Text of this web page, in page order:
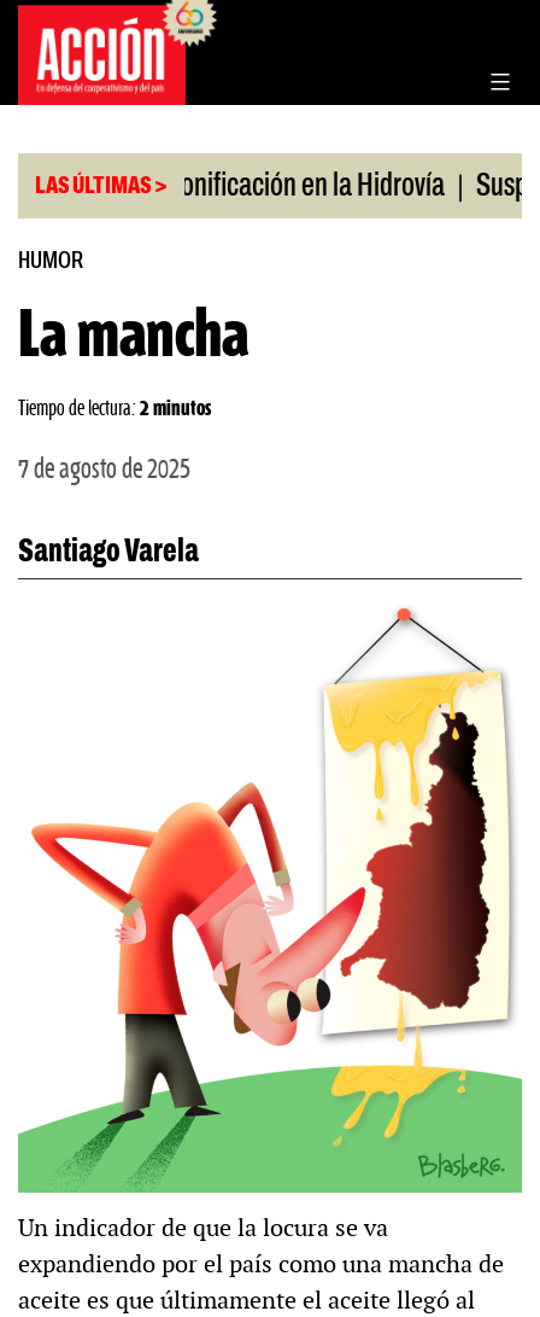
Saltar
contenido
LAS ÚLTIMAS >
julio | Bonificación en la Hidrovía |
HUMOR
La mancha
Tiempo de lectura: 2 minutos
7 de agosto de 2025
Santiago Varela
Un indicador de que la locura se va
expandiendo por el país como una mancha de
aceite es que últimamente el aceite llegó al